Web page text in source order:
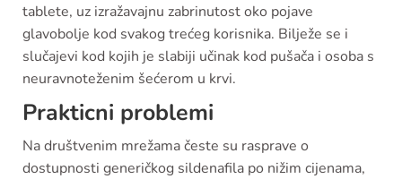
tablete, uz izražavajnu zabrinutost oko pojave
glavobolje kod svakog trećeg korisnika. Bilježe se i
slučajevi kod kojih je slabiji učinak kod pušača i osoba s
neuravnoteženim šećerom u krvi.
Prakticni problemi
Na društvenim mrežama česte su rasprave o
dostupnosti generičkog sildenafila po nižim cijenama,